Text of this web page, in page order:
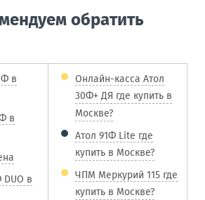
обратить
в
в
в
Онлайн-касса Атол
30Ф+ ДЯ где купить в
Москве?
Атол 91Ф Lite где
купить в Москве?
ЧПМ Меркурий 115 где
купить в Москве?